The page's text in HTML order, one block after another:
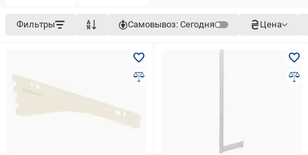
Фильтры Самовывоз: Сегодня Цена